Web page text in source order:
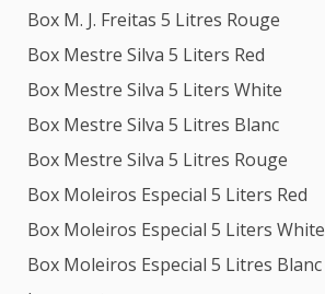
Box M. J. Freitas 5 Litres Rouge
Box Mestre Silva 5 Liters Red
Box Mestre Silva 5 Liters White
Box Mestre Silva 5 Litres Blanc
Box Mestre Silva 5 Litres Rouge
Box Moleiros Especial 5 Liters Red
Box Moleiros Especial 5 Liters White
Box Moleiros Especial 5 Litres Blanc